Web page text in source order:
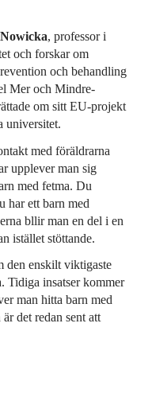
, professor i
och forskar om
och behandling
Mer och Mindre-
om sitt EU-projekt
universitet.
med föräldrarna
upplever man sig
med fetma. Du
har ett barn med
bllir man en del i en
istället stöttande.
den enskilt viktigaste
Tidiga insatser kommer
man hitta barn med
det redan sent att